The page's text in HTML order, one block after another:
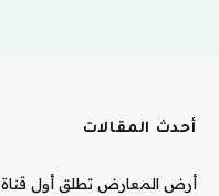
أحدث المقالات
أرض المعارض تطلق أول قناة FAST حصرية للذكاء الاصطناعي